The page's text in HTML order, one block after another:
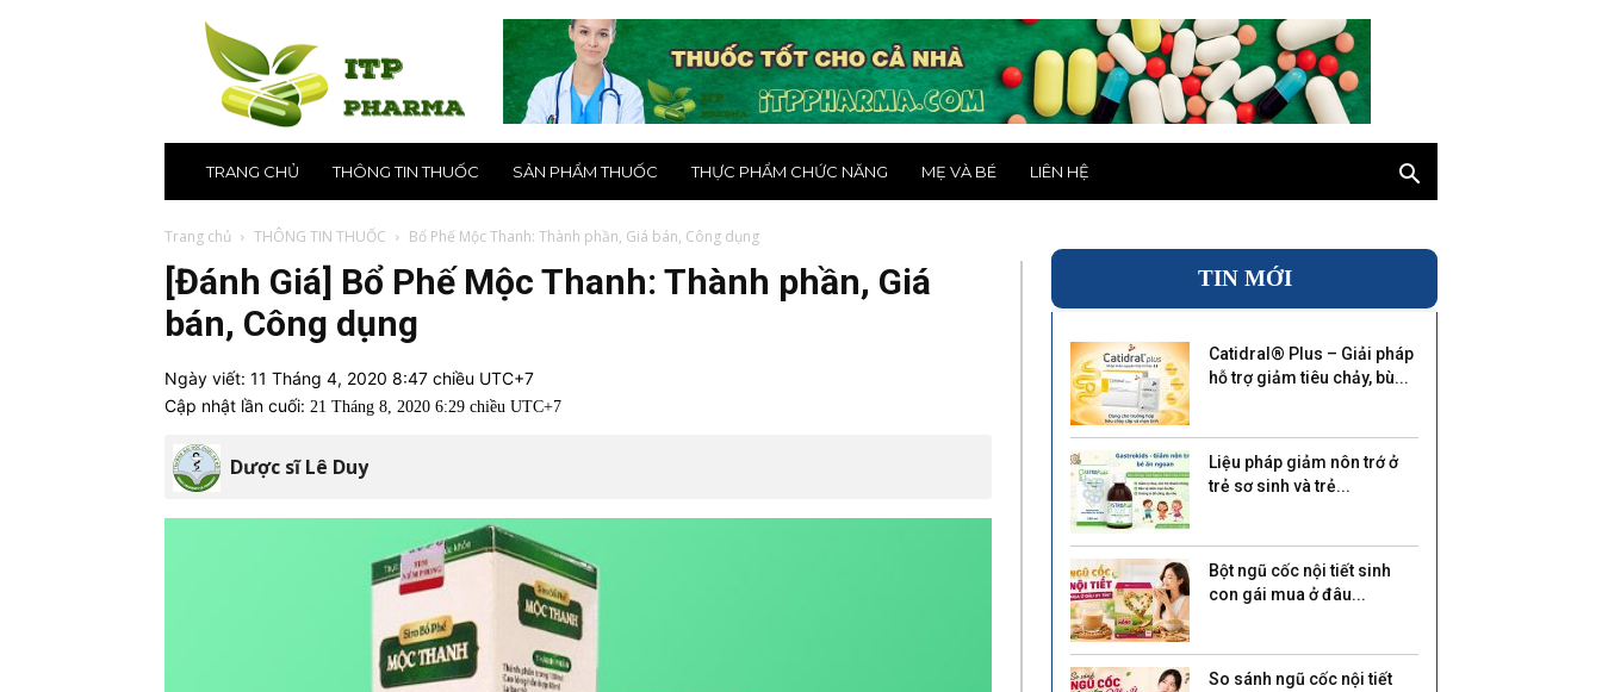
Nhà
thuốc
uy
1
Hà
Nội,
TPHCM
TRANG CHỦ THÔNG TIN THUỐC SẢN PHẨM THUỐC THỰC PHẨM CHỨC NĂNG MẸ VÀ BÉ LIÊN HỆ
Trang chủ THÔNG TIN THUỐC Bổ Phế Mộc Thanh: Thành phần, Giá bán, Công dụng
[Đánh Giá] Bổ Phế Mộc Thanh: Thành phần, Giá
bán, Công dụng
Ngày viết: 11 Tháng 4, 2020 8:47 chiều UTC+7
Cập nhật lần cuối: 21 Tháng 8, 2020 6:29 chiều UTC+7
Dược sĩ Lê Duy
TIN MỚI
Catidral® Plus – Giải pháp
hỗ trợ giảm tiêu chảy, bù...
Liệu pháp giảm nôn trớ ở
trẻ sơ sinh và trẻ...
Bột ngũ cốc nội tiết sinh
con gái mua ở đâu...
So sánh ngũ cốc nội tiết